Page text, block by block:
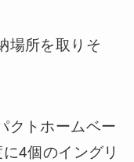
場所を取りそ
クトホームベー
4個のイングリ